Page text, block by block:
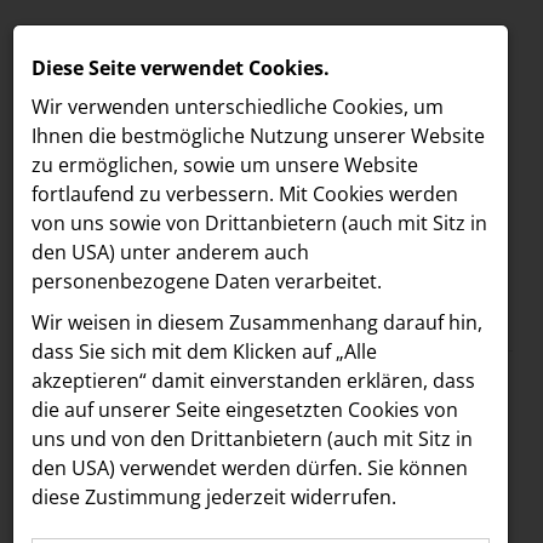
MELDUNGEN
LOEBELL NORDBERG
INNER
aehre
Astoria Artshow
B/S/H Hausgeräte
Meldungen / Vöslauer
Text Bilder
21.05.2025
„Packen wir es
gemeinsam an“:
Diese Seite verwendet Cookies.
Wir verwenden unterschiedliche Cookies, um
Ihnen die best­mögliche Nutzung unserer Website
zu ermöglichen, sowie um unsere Website
fortlaufend zu verbessern. Mit Cookies werden
von uns sowie von Drittanbietern (auch mit Sitz in
den USA) unter anderem auch
personenbezogene Daten verarbeitet.
Wir weisen in diesem Zusammenhang darauf hin,
dass Sie sich mit dem Klicken auf „Alle
akzeptieren“ damit ein­ver­standen erklären, dass
die auf unserer Seite eingesetzten Cookies von
uns und von den Drittanbietern (auch mit Sitz in
den USA) verwendet werden dürfen. Sie können
diese Zustimmung jederzeit widerrufen.